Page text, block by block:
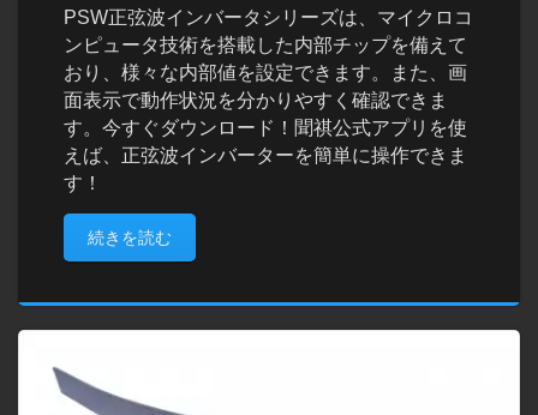
PSW正弦波インバータシリーズは、マイクロコ
ンピュータ技術を搭載した内部チップを備えて
おり、様々な内部値を設定できます。また、画
面表示で動作状況を分かりやすく確認できま
す。今すぐダウンロード！聞祺公式アプリを使
えば、正弦波インバーターを簡単に操作できま
す！
続きを読む